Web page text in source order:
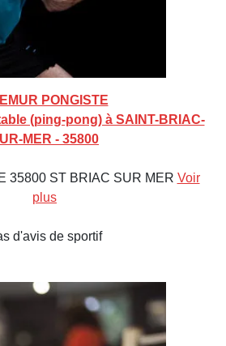
PONGISTE
(ping-pong) à SAINT-BRIAC-
MER - 35800
35800 ST BRIAC SUR MER Voir
plus
d'avis de sportif